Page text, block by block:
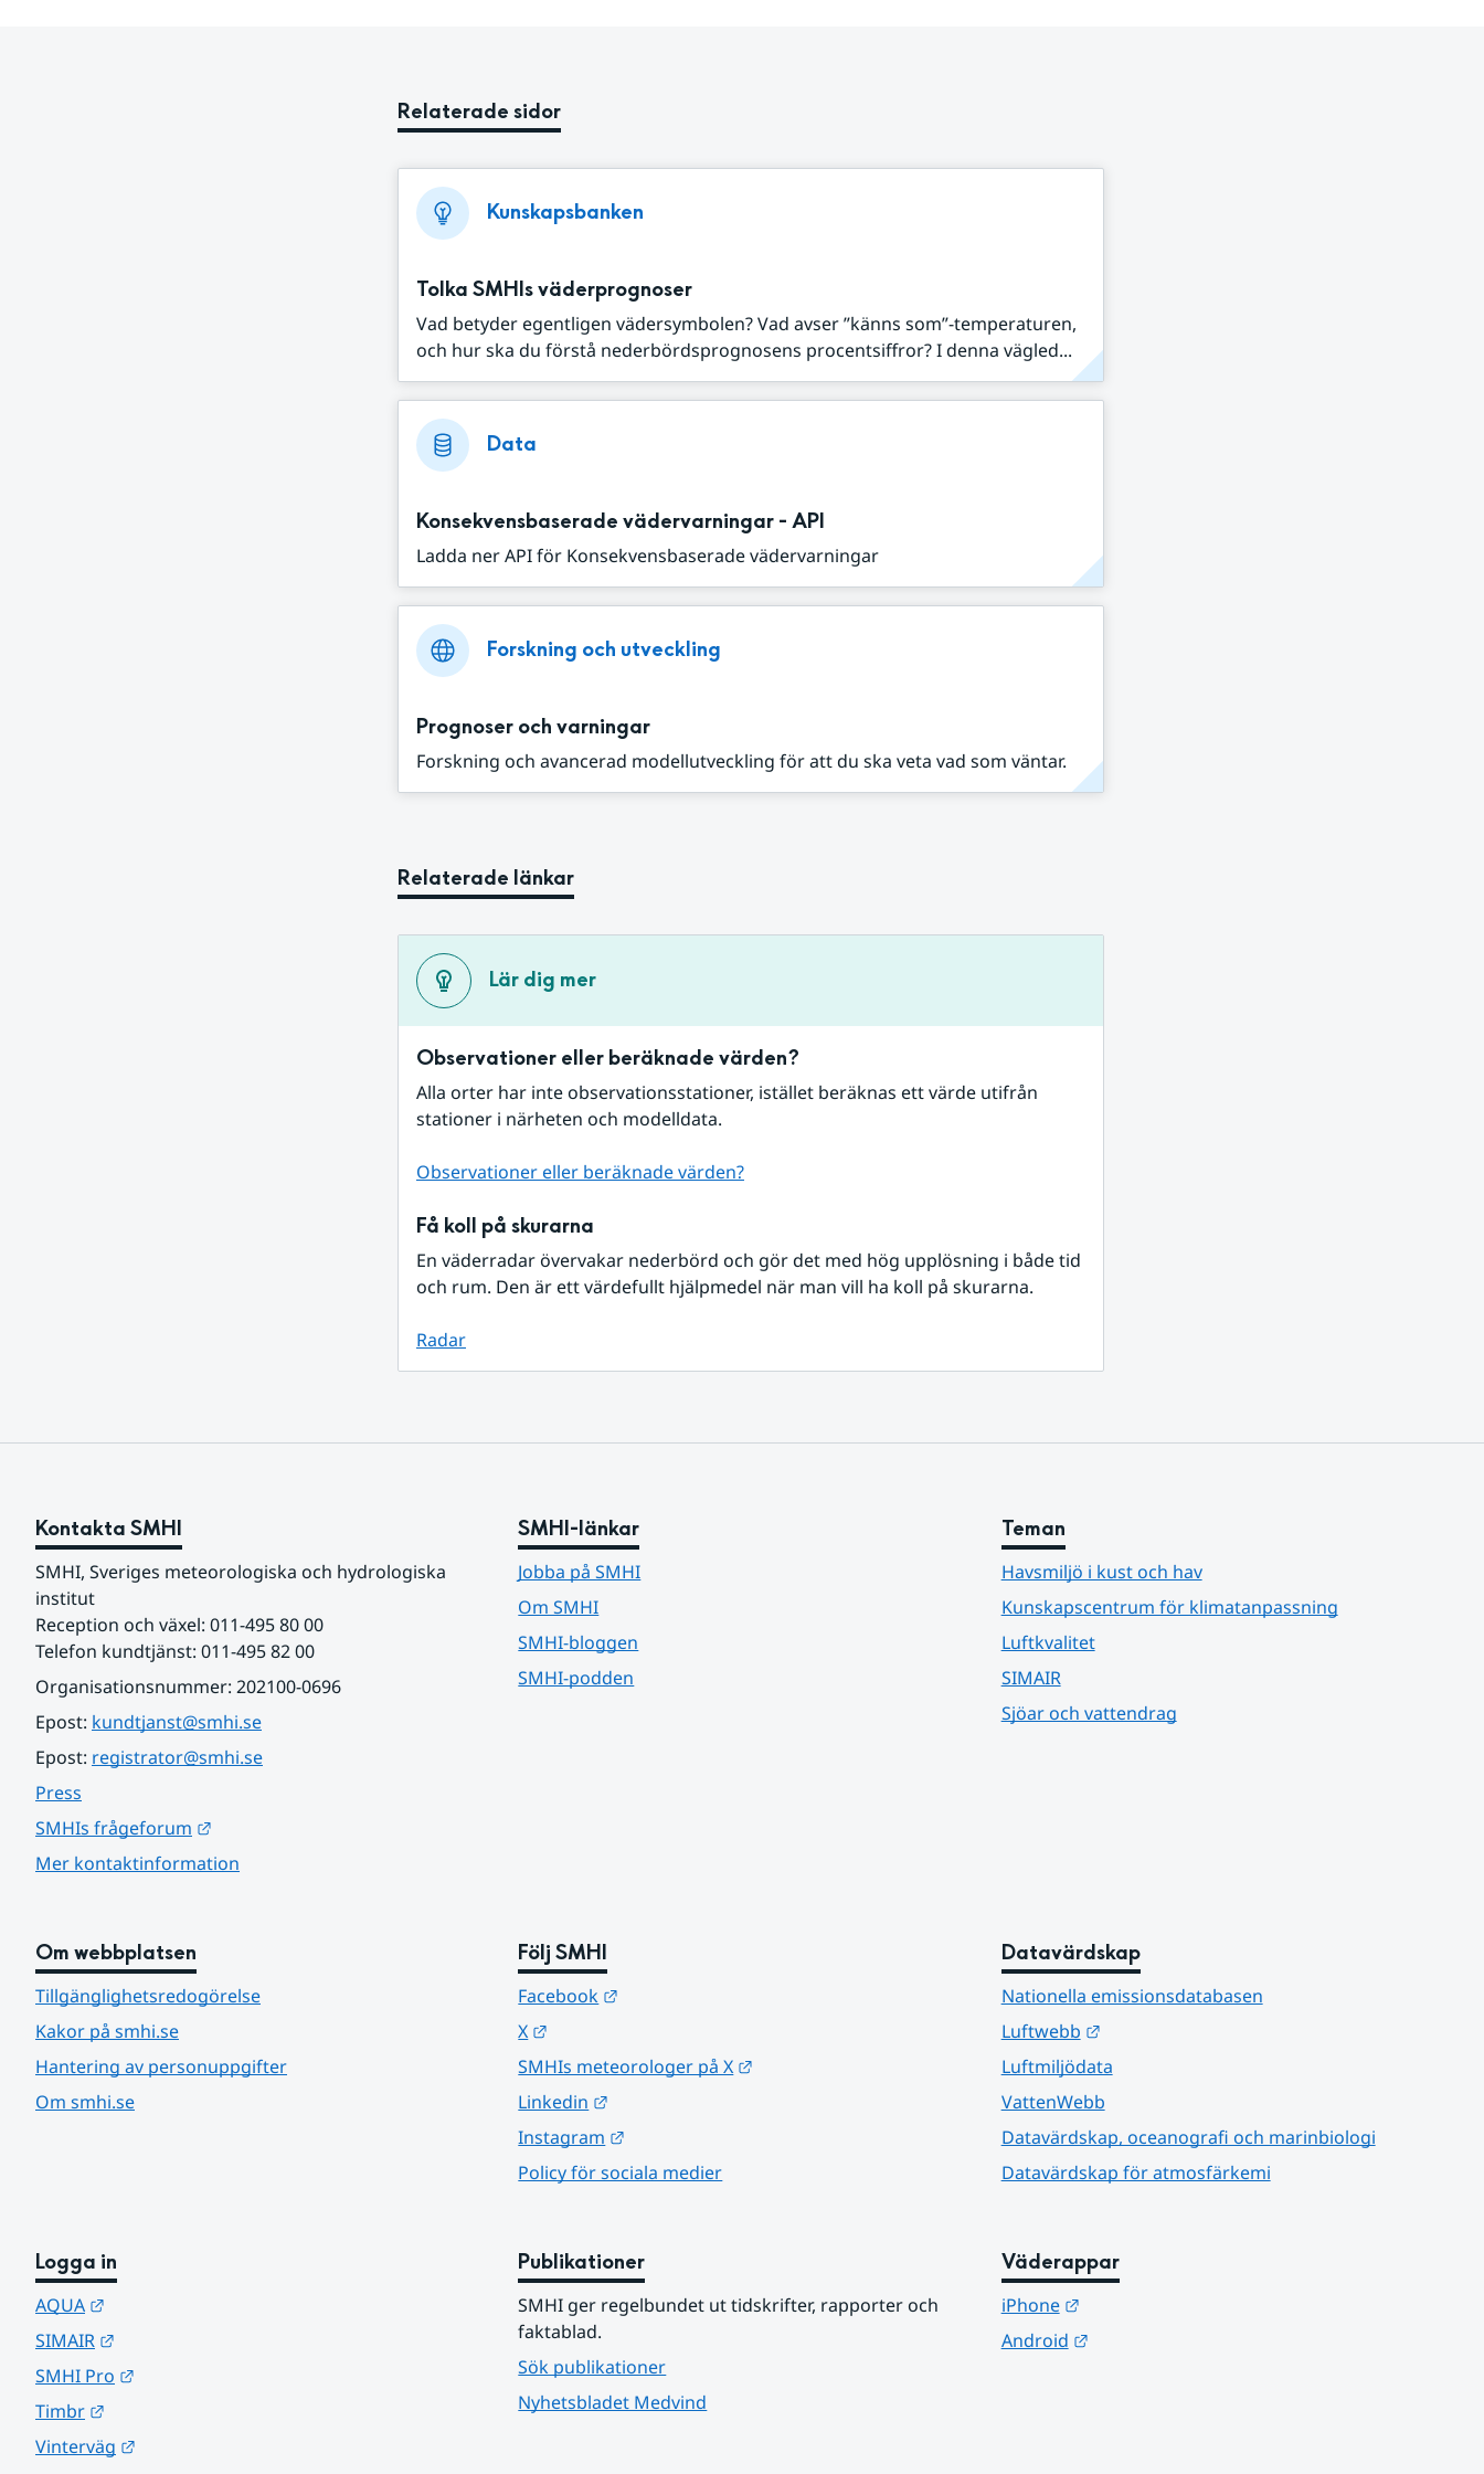
Relaterade sidor
Kunskapsbanken
Tolka SMHIs väderprognoser
Vad betyder egentligen vädersymbolen? Vad avser ”känns som”-temperaturen,
och hur ska du förstå nederbördsprognosens procentsiffror? I denna vägled...
Data
Konsekvensbaserade vädervarningar - API
Ladda ner API för Konsekvensbaserade vädervarningar
Forskning och utveckling
Prognoser och varningar
Forskning och avancerad modellutveckling för att du ska veta vad som väntar.
Relaterade länkar
Lär dig mer
Observationer eller beräknade värden?
Alla orter har inte observationsstationer, istället beräknas ett värde utifrån
stationer i närheten och modelldata.
Observationer eller beräknade värden?
Få koll på skurarna
En väderradar övervakar nederbörd och gör det med hög upplösning i både tid
och rum. Den är ett värdefullt hjälpmedel när man vill ha koll på skurarna.
Radar
Kontakta SMHI
SMHI, Sveriges meteorologiska och hydrologiska
institut
Reception och växel: 011-495 80 00
Telefon kundtjänst: 011-495 82 00
Organisationsnummer: 202100-0696
Epost: kundtjanst@smhi.se
Epost: registrator@smhi.se
Press
SMHIs frågeforum
Mer kontaktinformation
SMHI-länkar
Jobba på SMHI
Om SMHI
SMHI-bloggen
SMHI-podden
Teman
Havsmiljö i kust och hav
Kunskapscentrum för klimatanpassning
Luftkvalitet
SIMAIR
Sjöar och vattendrag
Om webbplatsen
Tillgänglighetsredogörelse
Kakor på smhi.se
Hantering av personuppgifter
Om smhi.se
Följ SMHI
Facebook
X
SMHIs meteorologer på X
Linkedin
Instagram
Policy för sociala medier
Datavärdskap
Nationella emissionsdatabasen
Luftwebb
Länk till annan webbplats.
Luftmiljödata
VattenWebb
Datavärdskap, oceanografi och marinbiologi
Datavärdskap för atmosfärkemi
Logga in
AQUA
SIMAIR
SMHI Pro
Timbr
Vinterväg
Publikationer
SMHI ger regelbundet ut tidskrifter, rapporter och
faktablad.
Sök publikationer
Nyhetsbladet Medvind
Väderappar
iPhone
Länk till annan webbplats.
Android
Länk till annan webbplats.